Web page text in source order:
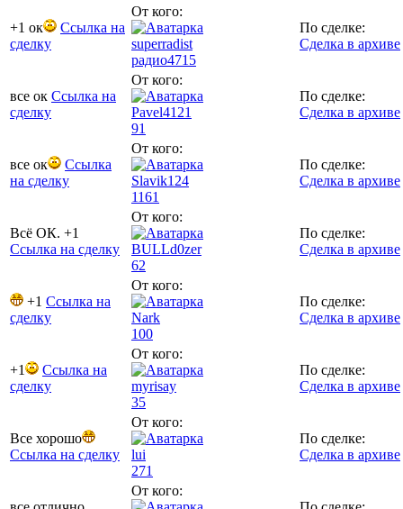
+1 ок
Ссылка на
сделку
От кого:
superradist
радио4715
По сделке:
Сделка в архиве
все ок Ссылка на
сделку
От кого:
Pavel4121
91
По сделке:
Сделка в архиве
все ок
Ссылка
на сделку
От кого:
Slavik124
1161
По сделке:
Сделка в архиве
Всё ОК. +1
Ссылка на сделку
От кого:
BULLd0zer
62
По сделке:
Сделка в архиве
+1 Ссылка на
сделку
От кого:
Nark
100
По сделке:
Сделка в архиве
+1
Ссылка на
сделку
От кого:
myrisay
35
По сделке:
Сделка в архиве
Все хорошо
Ссылка на сделку
От кого:
lui
271
По сделке:
Сделка в архиве
От кого: